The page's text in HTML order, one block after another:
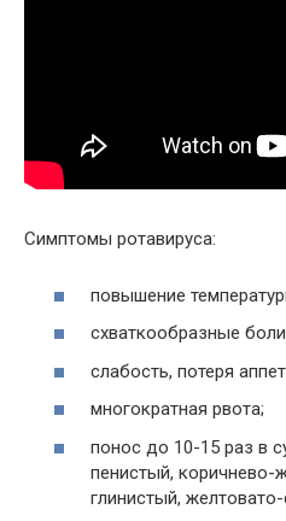
Симптомы ротавируса:
повышение
схваткообразные
слабость, потеря
многократная рвота;
понос до 10-15 раз в
пенистый,
глинистый,